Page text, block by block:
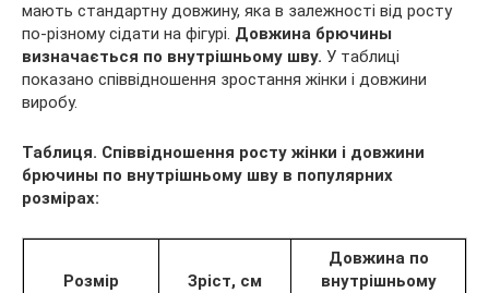
мають стандартну довжину, яка в залежності від росту
по-різному сідати на фігурі. Довжина брючины
визначається по внутрішньому шву. У таблиці
показано співвідношення зростання жінки і довжини
виробу.
Таблиця. Співвідношення росту жінки і довжини
брючины по внутрішньому шву в популярних
розмірах:
Розмір Зріст, см
Довжина по
внутрішньому